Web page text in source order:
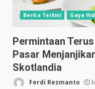
Berita Terkini Gaya
Permintaan
Pasar
Skotlandia
Ferdi Rezmanto